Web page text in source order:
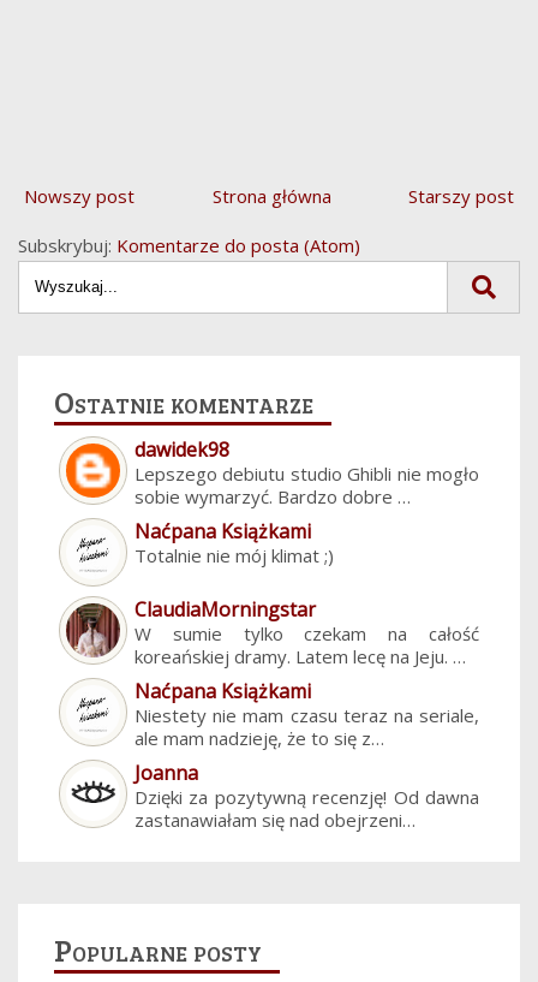
Nowszy post Starszy post
Strona główna
Subskrybuj: Komentarze do posta (Atom)
Ostatnie komentarze
dawidek98
Lepszego debiutu studio Ghibli nie mogło
sobie wymarzyć. Bardzo dobre …
Naćpana Książkami
Totalnie nie mój klimat ;)
ClaudiaMorningstar
W sumie tylko czekam na całość
koreańskiej dramy. Latem lecę na Jeju. …
Naćpana Książkami
Niestety nie mam czasu teraz na seriale,
ale mam nadzieję, że to się z…
Joanna
Dzięki za pozytywną recenzję! Od dawna
zastanawiałam się nad obejrzeni…
Popularne posty